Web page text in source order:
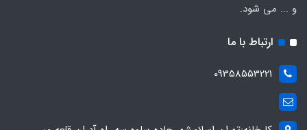
و ... می شود.
ارتباط با ما
09358553221